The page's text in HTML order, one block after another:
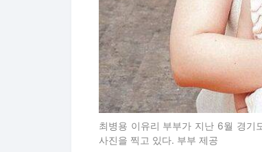
최병용 이유리 부부가 지난 6월 경기
사진을 찍고 있다. 부부 제공